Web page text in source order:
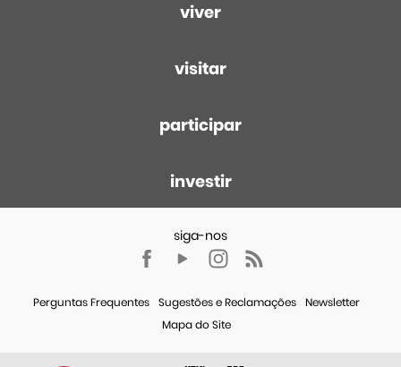
viver
visitar
participar
investir
Perguntas Frequentes Sugestões e Reclamações
Newsletter
Mapa do Site